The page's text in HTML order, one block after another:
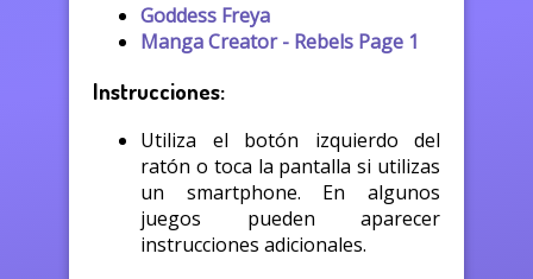
Goddess Freya
Manga Creator - Rebels Page 1
Instrucciones:
Utiliza el botón izquierdo del
ratón o toca la pantalla si utilizas
un smartphone. En algunos
juegos pueden aparecer
instrucciones adicionales.